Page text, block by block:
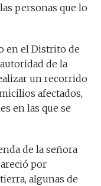
personas que lo
en el Distrito de
de la
un recorrido
afectados,
en las que se
de la señora
por
algunas de